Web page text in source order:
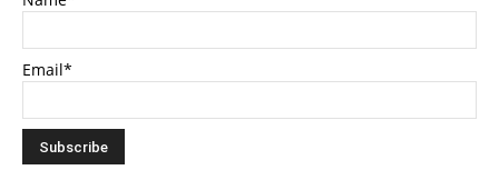
Email*